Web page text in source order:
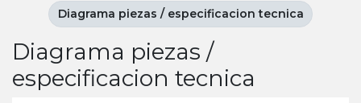
Diagrama piezas /
especificacion tecnica
Diagrama piezas / especificacion tecnica